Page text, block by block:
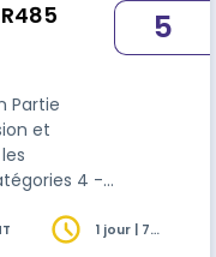
R485
4 -
règles
5
1 jour | 7